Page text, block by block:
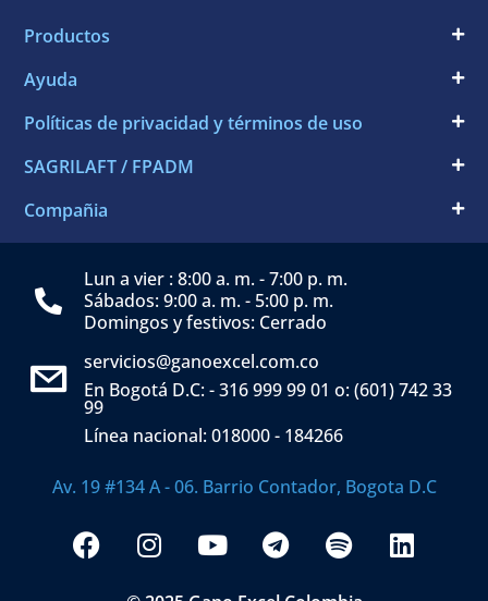
Productos
Ayuda
Políticas de privacidad y términos de uso
SAGRILAFT / FPADM
Compañia
Lun a vier : 8:00 a. m. - 7:00 p. m.
Sábados: 9:00 a. m. - 5:00 p. m.
Domingos y festivos: Cerrado
servicios@ganoexcel.com.co
En Bogotá D.C: - 316 999 99 01 o: (601) 742 33
99
Línea nacional: 018000 - 184266
Av. 19 #134 A - 06. Barrio Contador, Bogota D.C